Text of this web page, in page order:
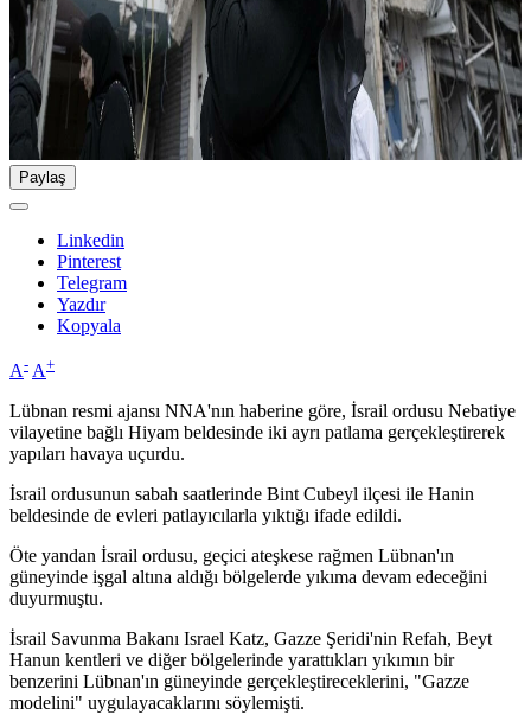
Paylaş
Linkedin
Pinterest
Telegram
Yazdır
Kopyala
A- A+
Lübnan resmi ajansı NNA'nın haberine göre, İsrail ordusu Nebatiye
vilayetine bağlı Hiyam beldesinde iki ayrı patlama gerçekleştirerek
yapıları havaya uçurdu.
İsrail ordusunun sabah saatlerinde Bint Cubeyl ilçesi ile Hanin
beldesinde de evleri patlayıcılarla yıktığı ifade edildi.
Öte yandan İsrail ordusu, geçici ateşkese rağmen Lübnan'ın
güneyinde işgal altına aldığı bölgelerde yıkıma devam edeceğini
duyurmuştu.
İsrail Savunma Bakanı Israel Katz, Gazze Şeridi'nin Refah, Beyt
Hanun kentleri ve diğer bölgelerinde yarattıkları yıkımın bir
benzerini Lübnan'ın güneyinde gerçekleştireceklerini, "Gazze
modelini" uygulayacaklarını söylemişti.